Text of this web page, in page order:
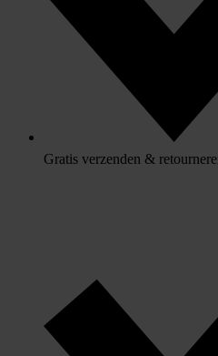
Gratis verzenden &